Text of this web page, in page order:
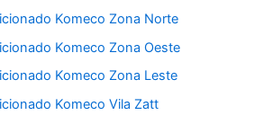
Komeco Zona Norte
Komeco Zona Oeste
Komeco Zona Leste
Komeco Vila Zatt